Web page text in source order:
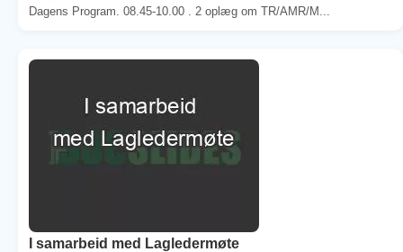
Dagens Program. 08.45-10.00 . 2 oplæg om TR/AMR/M...
I samarbeid med Lagledermøte